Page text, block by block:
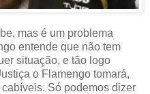
mas é um problema
entende que não tem
situação, e tão logo
o Flamengo tomará,
Só podemos dizer